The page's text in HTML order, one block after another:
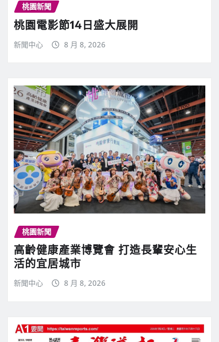
桃園新聞
桃園電影節14日盛大展開
新聞中心 8 月 8, 2026
桃園新聞
高齡健康產業博覽會 打造長輩安心生
活的宜居城市
新聞中心 8 月 8, 2026